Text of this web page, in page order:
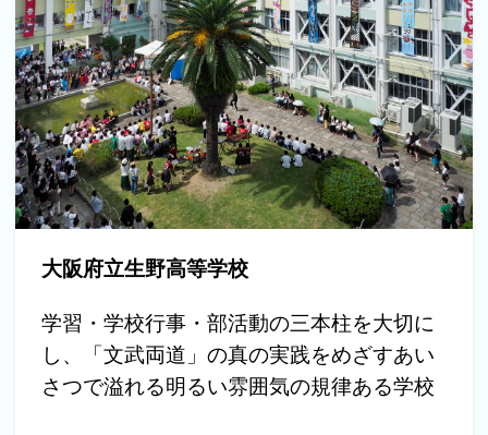
大阪府立生野高等学校
学習・学校行事・部活動の三本柱を大切に
し、「文武両道」の真の実践をめざすあい
さつで溢れる明るい雰囲気の規律ある学校